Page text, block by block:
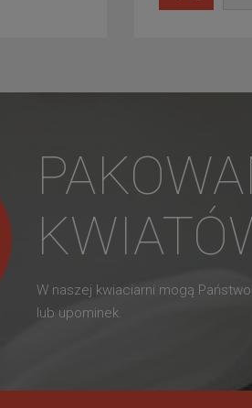
W naszej kwiaciarni mogą
lub upominek.